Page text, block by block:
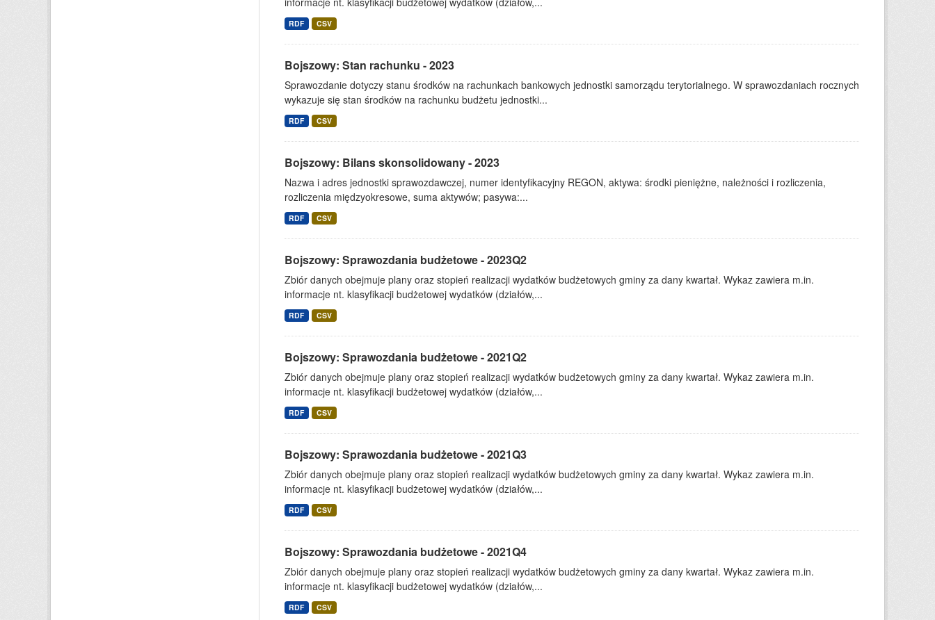
RDF CSV
Bojszowy: Stan rachunku - 2023
Sprawozdanie dotyczy stanu środków na rachunkach bankowych jednostki samorządu terytorialnego. W sprawozdaniach rocznych
wykazuje się stan środków na rachunku budżetu jednostki...
RDF CSV
Bojszowy: Bilans skonsolidowany - 2023
Nazwa i adres jednostki sprawozdawczej, numer identyfikacyjny REGON, aktywa: środki pieniężne, należności i rozliczenia,
rozliczenia międzyokresowe, suma aktywów; pasywa:...
RDF CSV
Bojszowy: Sprawozdania budżetowe - 2023Q2
Zbiór danych obejmuje plany oraz stopień realizacji wydatków budżetowych gminy za dany kwartał. Wykaz zawiera m.in.
informacje nt. klasyfikacji budżetowej wydatków (działów,...
RDF CSV
Bojszowy: Sprawozdania budżetowe - 2021Q2
Zbiór danych obejmuje plany oraz stopień realizacji wydatków budżetowych gminy za dany kwartał. Wykaz zawiera m.in.
informacje nt. klasyfikacji budżetowej wydatków (działów,...
RDF CSV
Bojszowy: Sprawozdania budżetowe - 2021Q3
Zbiór danych obejmuje plany oraz stopień realizacji wydatków budżetowych gminy za dany kwartał. Wykaz zawiera m.in.
informacje nt. klasyfikacji budżetowej wydatków (działów,...
RDF CSV
Bojszowy: Sprawozdania budżetowe - 2021Q4
Zbiór danych obejmuje plany oraz stopień realizacji wydatków budżetowych gminy za dany kwartał. Wykaz zawiera m.in.
informacje nt. klasyfikacji budżetowej wydatków (działów,...
RDF CSV